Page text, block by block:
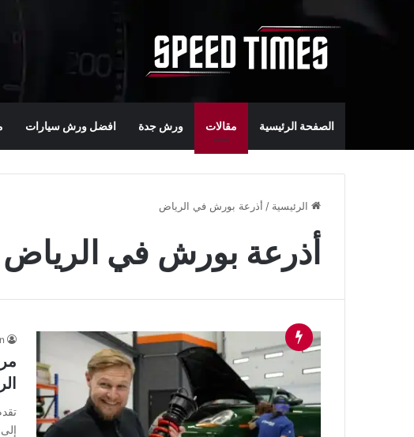
الصفحة الرئيسية مقالات ورش جدة افضل ورش سيارات
الرئيسية / أذرعة بورش في الرياض
أذرعة بورش في الرياض